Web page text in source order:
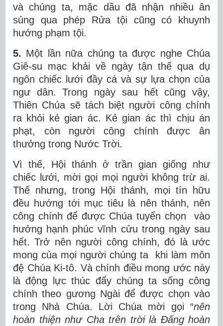
và chúng ta, mặc dầu đã nhận nhiều ân
sủng qua phép Rửa tội cũng có khuynh
hướng phạm tội.
5. Một lần nữa chúng ta được nghe Chúa
Giê-su mạc khải về ngày tận thế qua dụ
ngôn chiếc lưới đầy cá và sự lựa chọn của
ngư dân. Trong ngày sau hết cũng vậy,
Thiên Chúa sẽ tách biệt người công chính
ra khỏi kẻ gian ác. Kẻ gian ác thì chịu án
phạt, còn người công chính được ân
thưởng trong Nước Trời.
Vì thế, Hội thánh ở trần gian giống như
chiếc lưới, mời gọi mọi người không trừ ai.
Thế nhưng, trong Hội thánh, mọi tín hữu
đều hướng tới mục tiêu là nên thánh, nên
công chính để được Chúa tuyển chọn vào
hưởng hạnh phúc vĩnh cửu trong ngày sau
hết. Trở nên người công chính, đó là ước
mong của mọi người chúng ta khi làm môn
đệ Chúa Ki-tô. Và chính điều mong ước này
là động lực thúc đẩy chúng ta sống công
chính theo gương Ngài để được chọn vào
trong Nhà Chúa. Lời Chúa mời gọi “nên
hoàn thiện như Cha trên trời là Đấng hoàn